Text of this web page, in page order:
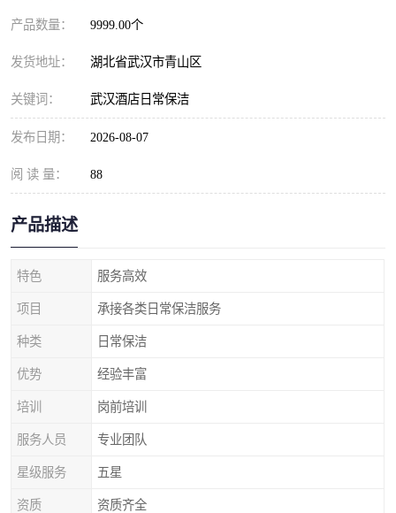
产品数量： 9999.00个
发货地址： 湖北省武汉市青山区
关键词： 武汉酒店日常保洁
发布日期： 2026-08-07
阅 读 量： 88
产品描述
特色 服务高效
项目 承接各类日常保洁服务
种类 日常保洁
优势 经验丰富
培训 岗前培训
服务人员 专业团队
星级服务 五星
资质 资质齐全